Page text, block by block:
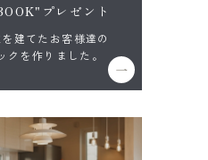
プレゼント
建てたお客様達の
クを作りました。